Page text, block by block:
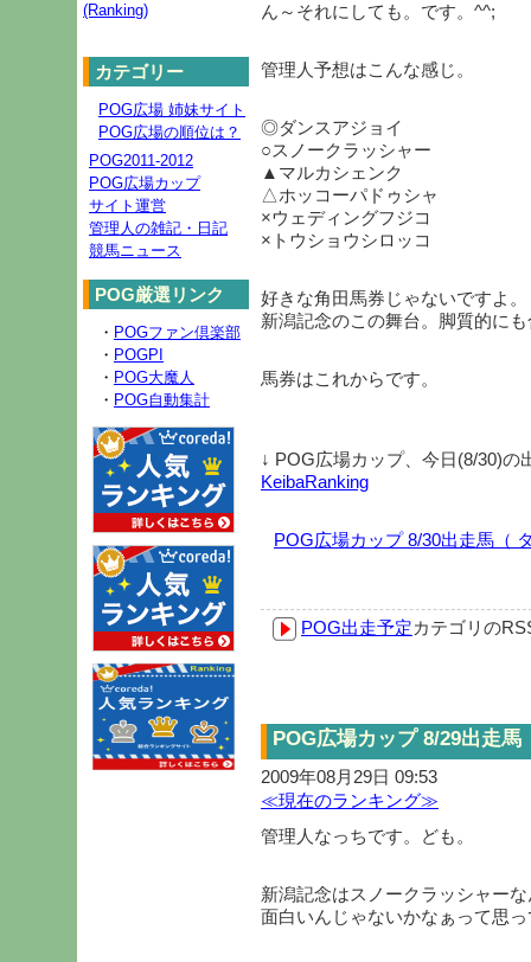
ん～それにしても。です。^^;
管理人予想はこんな感じ。
◎ダンスアジョイ
○スノークラッシャー
▲マルカシェンク
△ホッコーパドゥシャ
×ウェディングフジコ
×トウショウシロッコ
好きな角田馬券じゃないですよ
新潟記念のこの舞台。脚質的に
馬券はこれからです。
↓ POG広場カップ、今日(8/30)の
KeibaRanking
POG広場カップ 8/30出走馬（
POG出走予定カテゴリの
POG広場カップ 8/29出走
2009年08月29日 09:53
≪現在のランキング≫
管理人なっちです。ども。
新潟記念はスノークラッシャー
面白いんじゃないかなぁって思
(Ranking)
カテゴリー
POG広場 姉妹サイト
POG広場の順位は？
POG2011-2012
POG広場カップ
サイト運営
管理人の雑記・日記
競馬ニュース
POG厳選リンク
・ POGファン倶楽部
・ POGPI
・ POG大魔人
・ POG自動集計